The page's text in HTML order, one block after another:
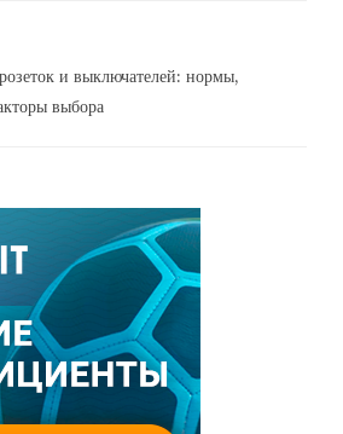
и выключателей: нормы,
выбора